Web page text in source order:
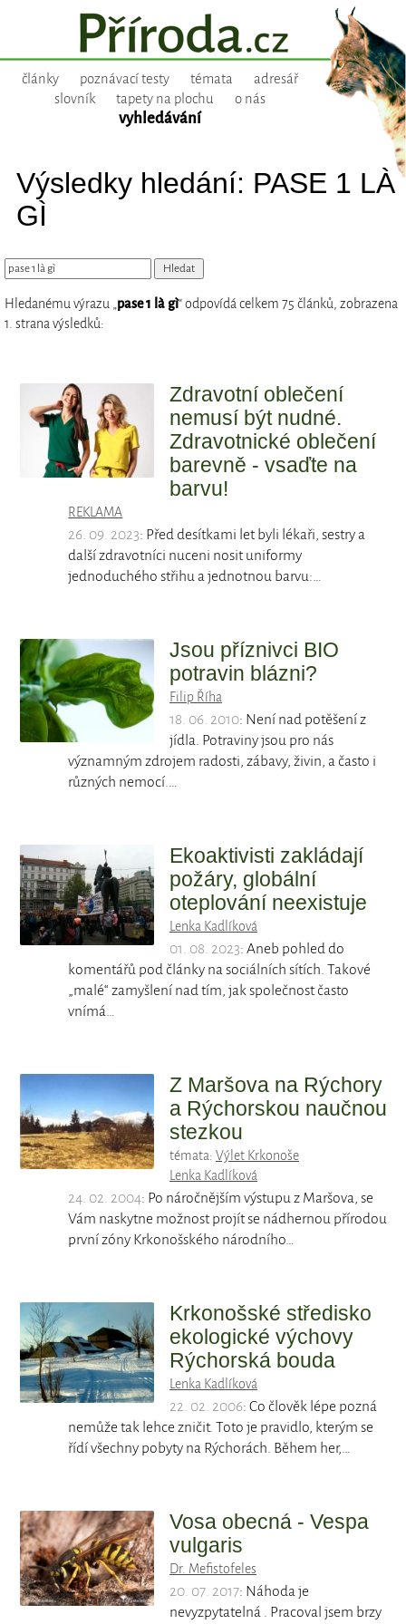
články poznávací testy témata
adresář
slovník
tapety na plochu o nás
vyhledávání
Výsledky hledání: PASE 1 LÀ
GÌ
Hledanému výrazu „pase 1 là gì“ odpovídá celkem 75 článků, zobrazena
1. strana výsledků:
Zdravotní oblečení
nemusí být nudné.
Zdravotnické oblečení
barevně - vsaďte na
barvu!
REKLAMA
26. 09. 2023: Před desítkami let byli lékaři, sestry a
další zdravotníci nuceni nosit uniformy
jednoduchého střihu a jednotnou barvu:…
Jsou příznivci BIO
potravin blázni?
Filip Říha
18. 06. 2010: Není nad potěšení z
jídla. Potraviny jsou pro nás
významným zdrojem radosti, zábavy, živin, a často i
různých nemocí.…
Ekoaktivisti zakládají
požáry, globální
oteplování neexistuje
Lenka Kadlíková
01. 08. 2023: Aneb pohled do
komentářů pod články na sociálních sítích. Takové
„malé“ zamyšlení nad tím, jak společnost často
vnímá…
Z Maršova na Rýchory
a Rýchorskou naučnou
stezkou
témata: Výlet Krkonoše
Lenka Kadlíková
24. 02. 2004: Po náročnějším výstupu z Maršova, se
Vám naskytne možnost projít se nádhernou přírodou
první zóny Krkonošského národního…
Krkonošské středisko
ekologické výchovy
Rýchorská bouda
Lenka Kadlíková
22. 02. 2006: Co člověk lépe pozná
nemůže tak lehce zničit. Toto je pravidlo, kterým se
řídí všechny pobyty na Rýchorách. Během her,…
Vosa obecná - Vespa
vulgaris
Dr. Mefistofeles
20. 07. 2017: Náhoda je
nevyzpytatelná . Pracoval jsem brzy